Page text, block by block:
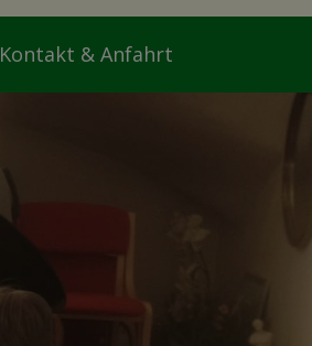
Kontakt & Anfahrt